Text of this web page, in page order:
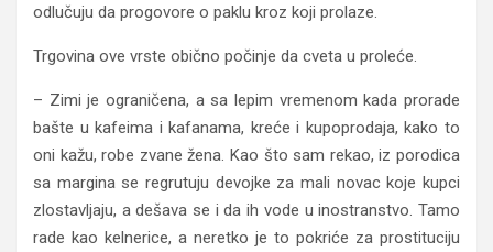
odlučuju da progovore o paklu kroz koji prolaze.
Trgovina ove vrste obično počinje da cveta u proleće.
– Zimi je ograničena, a sa lepim vremenom kada prorade
bašte u kafeima i kafanama, kreće i kupoprodaja, kako to
oni kažu, robe zvane žena. Kao što sam rekao, iz porodica
sa margina se regrutuju devojke za mali novac koje kupci
zlostavljaju, a dešava se i da ih vode u inostranstvo. Tamo
rade kao kelnerice, a neretko je to pokriće za prostituciju